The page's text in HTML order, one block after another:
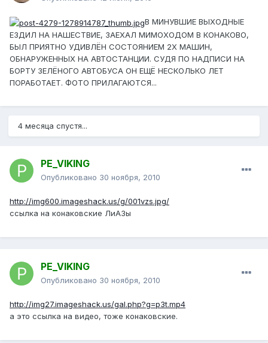
В МИНУВШИЕ ВЫХОДНЫЕ
ЕЗДИЛ НА НАШЕСТВИЕ, ЗАЕХАЛ МИМОХОДОМ В КОНАКОВО,
БЫЛ ПРИЯТНО УДИВЛЁН СОСТОЯНИЕМ 2Х МАШИН,
ОБНАРУЖЕННЫХ НА АВТОСТАНЦИИ. СУДЯ ПО НАДПИСИ НА
БОРТУ ЗЕЛЁНОГО АВТОБУСА ОН ЕЩЁ НЕСКОЛЬКО ЛЕТ
ПОРАБОТАЕТ. ФОТО ПРИЛАГАЮТСЯ...
4 месяца спустя...
PE_VIKING
Опубликовано 30 ноября, 2010
http://img600.imageshack.us/g/001vzs.jpg/
ссылка на конаковские ЛиАЗы
PE_VIKING
Опубликовано 30 ноября, 2010
http://img27.imageshack.us/gal.php?g=p3t.mp4
а это ссылка на видео, тоже конаковские.